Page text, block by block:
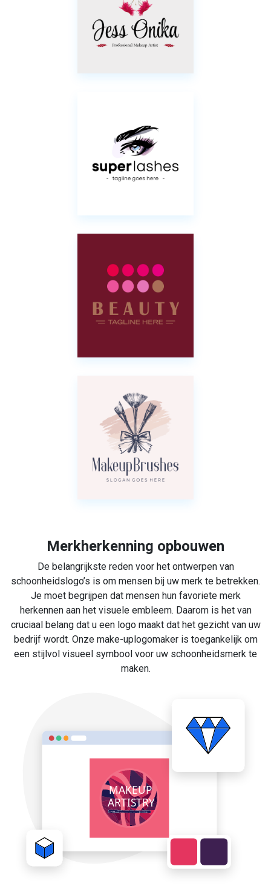
Merkherkenning opbouwen
De belangrijkste reden voor het ontwerpen van
schoonheidslogo’s is om mensen bij uw merk te betrekken.
Je moet begrijpen dat mensen hun favoriete merk
herkennen aan het visuele embleem. Daarom is het van
cruciaal belang dat u een logo maakt dat het gezicht van uw
bedrijf wordt. Onze make-uplogomaker is toegankelijk om
een stijlvol visueel symbool voor uw schoonheidsmerk te
maken.